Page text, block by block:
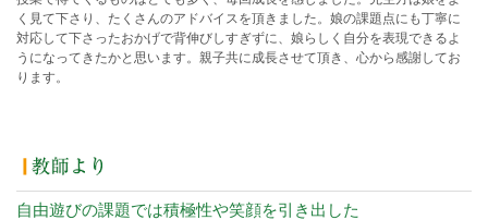
く見て下さり、たくさんのアドバイスを頂きました。娘の課題点にも丁寧に
対応して下さったおかげで背伸びしすぎずに、娘らしく自分を表現できるよ
うになってきたかと思います。親子共に成長させて頂き、心から感謝してお
ります。
自由遊びの課題では積極性や笑顔を引き出した